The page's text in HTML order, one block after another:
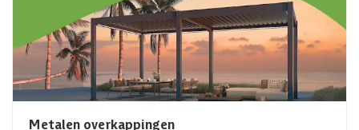
Metalen overkappingen